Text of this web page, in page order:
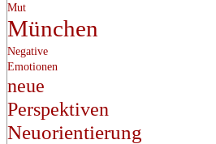
Mut
München
Negative
Emotionen
neue
Perspektiven
Neuorientierung